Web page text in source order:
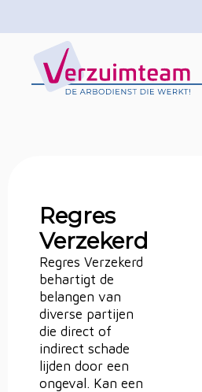
Regres
Verzekerd
Regres Verzekerd
behartigt de
belangen van
diverse partijen
die direct of
indirect schade
lijden door een
ongeval. Kan een